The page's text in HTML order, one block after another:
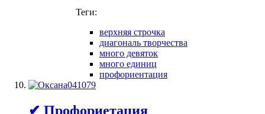
Теги:
верхняя строчка
диагональ творчества
много девяток
много единиц
профориентация
✔ Профориетация